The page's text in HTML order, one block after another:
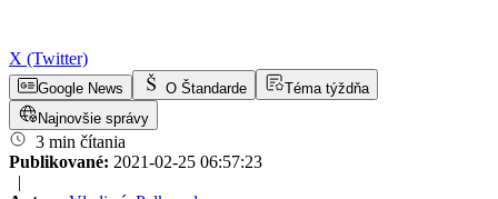
X (Twitter)
Google News O Štandarde
Téma týždňa
Najnovšie správy
3 min čítania
Publikované: 2021-02-25 06:57:23
|